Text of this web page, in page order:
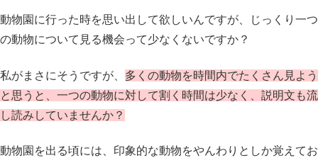
動物園に行った時を思い出して欲しいんですが、じっくり一つ
の動物について見る機会って少なくないですか？
私がまさにそうですが、 多くの動物を時間内でたくさん見よう
と思うと、一つの動物に対して割く時間は少なく、説明文も流
し読みしていませんか？
動物園を出る頃には、印象的な動物をやんわりとしか覚えてお